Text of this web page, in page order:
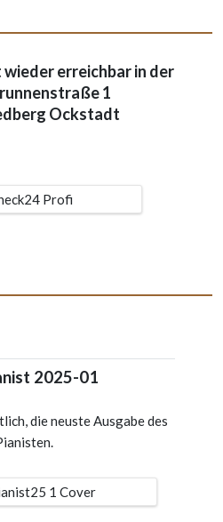
erreichbar in der
1
Ockstadt
2025-01
die neuste Ausgabe des